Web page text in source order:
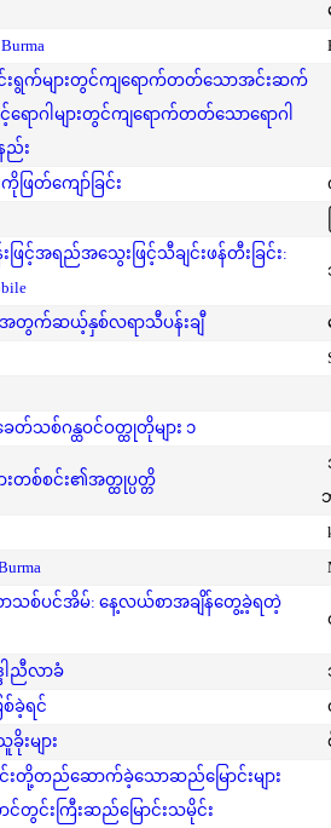
ရွက်များတွင်ကျရောက်တတ်သောအင်းဆက်
င့်ရောဂါများတွင်ကျရောက်တတ်သောရောဂါ
ည်း
ဖြတ်ကျော်ခြင်း
ြင့်အရည်အသွေးဖြင့်သီချင်းဖန်တီးခြင်း:
အတွက်ဆယ့်နှစ်လရာသီပန်းချီ
တ်သစ်ဂန္ထဝင်ဝတ္ထုတိုများ ၁
းတစ်စင်း၏အတ္ထုပ္ပတ္တိ
သစ်ပင်အိမ်: နေ့လယ်စာအချိန်တွေ့ခဲ့ရတဲ့
ါညီလာခံ
စ်ခဲ့ရင်
များ
င်းတို့တည်ဆောက်ခဲ့သောဆည်မြောင်းများ
င်တွင်းကြီးဆည်မြောင်းသမိုင်း